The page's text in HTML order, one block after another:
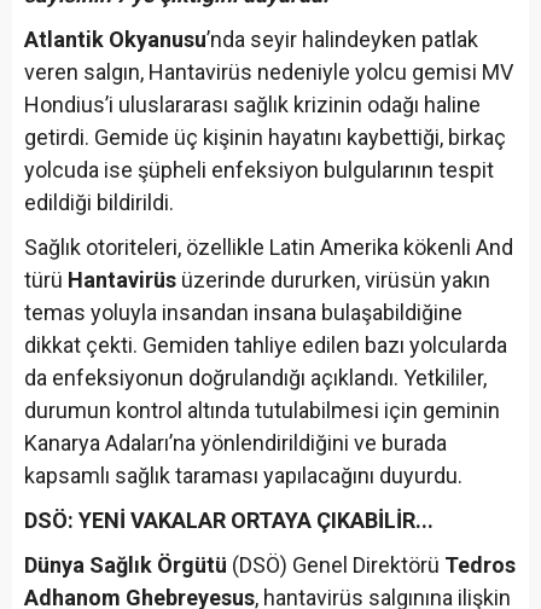
Atlantik Okyanusu’nda seyir halindeyken patlak
veren salgın, Hantavirüs nedeniyle yolcu gemisi MV
Hondius’i uluslararası sağlık krizinin odağı haline
getirdi. Gemide üç kişinin hayatını kaybettiği, birkaç
yolcuda ise şüpheli enfeksiyon bulgularının tespit
edildiği bildirildi.
Sağlık otoriteleri, özellikle Latin Amerika kökenli And
türü Hantavirüs üzerinde dururken, virüsün yakın
temas yoluyla insandan insana bulaşabildiğine
dikkat çekti. Gemiden tahliye edilen bazı yolcularda
da enfeksiyonun doğrulandığı açıklandı. Yetkililer,
durumun kontrol altında tutulabilmesi için geminin
Kanarya Adaları’na yönlendirildiğini ve burada
kapsamlı sağlık taraması yapılacağını duyurdu.
DSÖ: YENİ VAKALAR ORTAYA ÇIKABİLİR...
Dünya Sağlık Örgütü (DSÖ) Genel Direktörü Tedros
Adhanom Ghebreyesus, hantavirüs salgınına ilişkin